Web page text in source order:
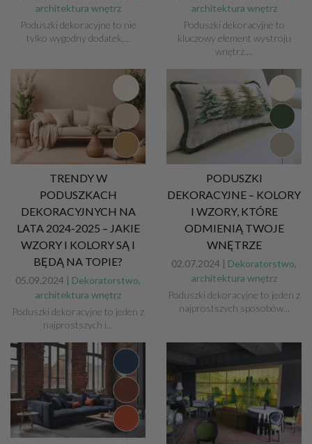
architektura wnętrz
Poduszki dekoracyjne to nie
tylko wygodny dodatek,...
architektura wnętrz
Poduszki dekoracyjne to
kluczowy element wystroju
wnętrz....
TRENDY W
PODUSZKACH
DEKORACYJNYCH NA
LATA 2024-2025 – JAKIE
WZORY I KOLORY SĄ I
BĘDĄ NA TOPIE?
05.09.2024 | Dekoratorstwo,
architektura wnętrz
Poduszki dekoracyjne to jeden z
najprostszych i...
PODUSZKI
DEKORACYJNE – KOLORY
I WZORY, KTÓRE
ODMIENIĄ TWOJE
WNĘTRZE
02.07.2024 | Dekoratorstwo,
architektura wnętrz
Poduszki dekoracyjne to jeden z
najprostszych sposobów...